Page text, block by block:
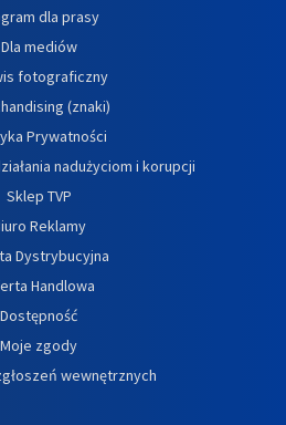
dla prasy
Dla mediów
fotograficzny
(znaki)
Prywatności
nadużyciom i korupcji
Sklep TVP
Reklamy
Dystrybucyjna
Handlowa
Dostępność
Moje zgody
wewnętrznych